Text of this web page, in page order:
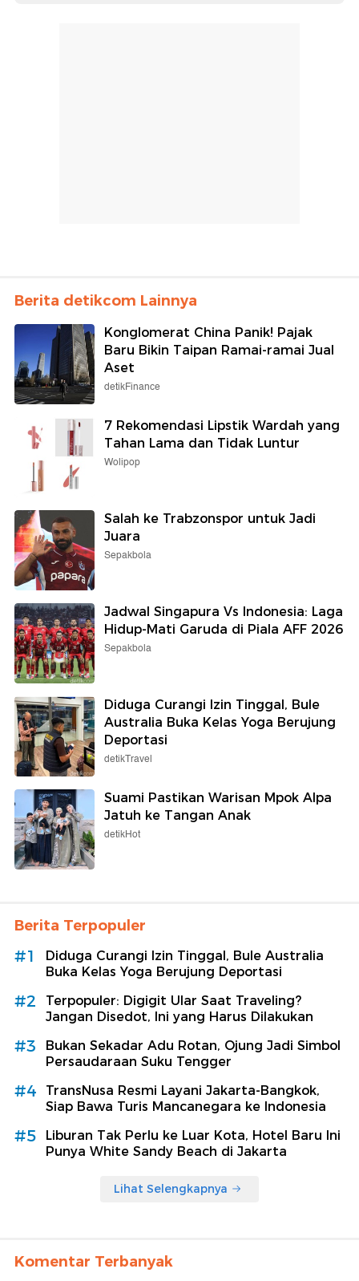
Berita detikcom Lainnya
Konglomerat China Panik! Pajak
Baru Bikin Taipan Ramai-ramai Jual
Aset
detikFinance
7 Rekomendasi Lipstik Wardah yang
Tahan Lama dan Tidak Luntur
Wolipop
Salah ke Trabzonspor untuk Jadi
Juara
Sepakbola
Jadwal Singapura Vs Indonesia: Laga
Hidup-Mati Garuda di Piala AFF 2026
Sepakbola
Diduga Curangi Izin Tinggal, Bule
Australia Buka Kelas Yoga Berujung
Deportasi
detikTravel
Suami Pastikan Warisan Mpok Alpa
Jatuh ke Tangan Anak
detikHot
Berita Terpopuler
#1
Diduga Curangi Izin Tinggal, Bule Australia
Buka Kelas Yoga Berujung Deportasi
#2
Terpopuler: Digigit Ular Saat Traveling?
Jangan Disedot, Ini yang Harus Dilakukan
#3
Bukan Sekadar Adu Rotan, Ojung Jadi Simbol
Persaudaraan Suku Tengger
#4
TransNusa Resmi Layani Jakarta-Bangkok,
Siap Bawa Turis Mancanegara ke Indonesia
#5
Liburan Tak Perlu ke Luar Kota, Hotel Baru Ini
Punya White Sandy Beach di Jakarta
Lihat Selengkapnya
Komentar Terbanyak